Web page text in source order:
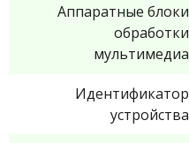
Аппаратные блоки
обработки
мультимедиа
Идентификатор
устройства